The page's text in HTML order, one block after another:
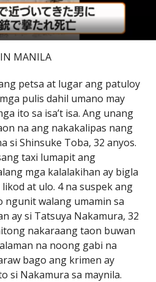
MANILA
petsa at lugar ang patuloy
pulis dahil umano may
ito sa isa’t isa. Ang unang
na ang nakakalipas nang
si Shinsuke Toba, 32 anyos.
taxi lumapit ang
mga kalalakihan ay bigla
at ulo. 4 na suspek ang
ngunit walang umamin sa
ay si Tatsuya Nakamura, 32
nakaraang taon buwan
na noong gabi na
bago ang krimen ay
si Nakamura sa maynila.